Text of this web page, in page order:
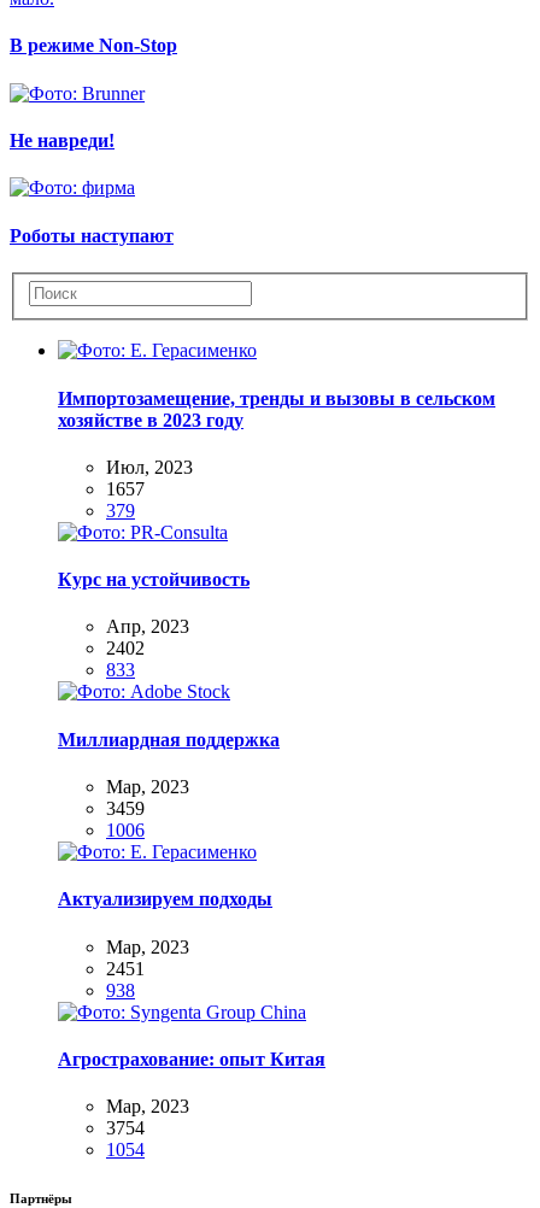
В режиме Non-Stop
Не навреди!
Роботы наступают
Импортозамещение, тренды и вызовы в сельском
хозяйстве в 2023 году
Июл, 2023
1657
379
Курс на устойчивость
Апр, 2023
2402
833
Миллиардная поддержка
Мар, 2023
3459
1006
Актуализируем подходы
Мар, 2023
2451
938
Агрострахование: опыт Китая
Мар, 2023
3754
1054
Партнёры